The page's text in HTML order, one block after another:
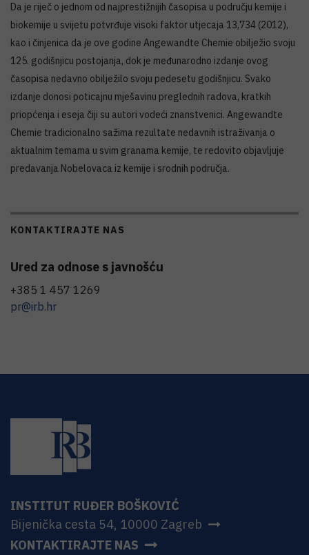
Da je riječ o jednom od najprestižnijih časopisa u području kemije i
biokemije u svijetu potvrđuje visoki faktor utjecaja 13,734 (2012),
kao i činjenica da je ove godine Angewandte Chemie obilježio svoju
125. godišnjicu postojanja, dok je međunarodno izdanje ovog
časopisa nedavno obilježilo svoju pedesetu godišnjicu. Svako
izdanje donosi poticajnu mješavinu preglednih radova, kratkih
priopćenja i eseja čiji su autori vodeći znanstvenici. Angewandte
Chemie tradicionalno sažima rezultate nedavnih istraživanja o
aktualnim temama u svim granama kemije, te redovito objavljuje
predavanja Nobelovaca iz kemije i srodnih područja.
KONTAKTIRAJTE NAS
Ured za odnose s javnošću
+385 1 457 1269
pr@irb.hr
INSTITUT RUĐER BOŠKOVIĆ
Bijenička cesta 54, 10000 Zagreb
KONTAKTIRAJTE NAS